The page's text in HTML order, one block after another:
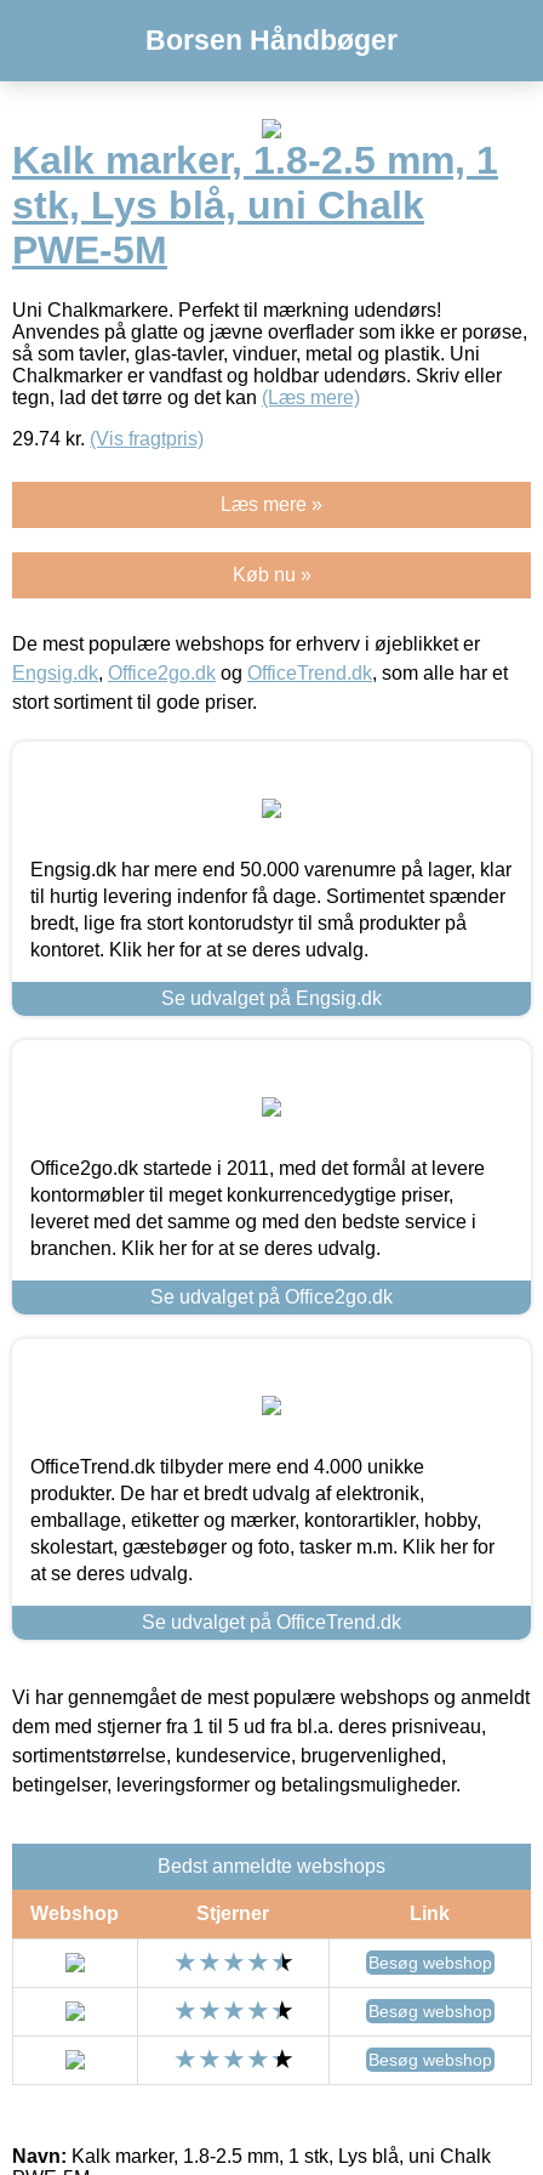
Borsen Håndbøger
Kalk marker, 1.8-2.5 mm, 1
stk, Lys blå, uni Chalk
PWE-5M
Uni Chalkmarkere. Perfekt til mærkning udendørs!
Anvendes på glatte og jævne overflader som ikke er porøse,
så som tavler, glas-tavler, vinduer, metal og plastik. Uni
Chalkmarker er vandfast og holdbar udendørs. Skriv eller
tegn, lad det tørre og det kan (Læs mere)
29.74 kr. (Vis fragtpris)
Læs mere »
Køb nu »
De mest populære webshops for erhverv i øjeblikket er
Engsig.dk, Office2go.dk og OfficeTrend.dk, som alle har et
stort sortiment til gode priser.
Engsig.dk har mere end 50.000 varenumre på lager, klar
til hurtig levering indenfor få dage. Sortimentet spænder
bredt, lige fra stort kontorudstyr til små produkter på
kontoret. Klik her for at se deres udvalg.
Se udvalget på Engsig.dk
Office2go.dk startede i 2011, med det formål at levere
kontormøbler til meget konkurrencedygtige priser,
leveret med det samme og med den bedste service i
branchen. Klik her for at se deres udvalg.
Se udvalget på Office2go.dk
OfficeTrend.dk tilbyder mere end 4.000 unikke
produkter. De har et bredt udvalg af elektronik,
emballage, etiketter og mærker, kontorartikler, hobby,
skolestart, gæstebøger og foto, tasker m.m. Klik her for
at se deres udvalg.
Se udvalget på OfficeTrend.dk
Vi har gennemgået de mest populære webshops og anmeldt
dem med stjerner fra 1 til 5 ud fra bl.a. deres prisniveau,
sortimentstørrelse, kundeservice, brugervenlighed,
betingelser, leveringsformer og betalingsmuligheder.
Bedst anmeldte webshops
Webshop Stjerner Link
Besøg webshop
Besøg webshop
Besøg webshop
Navn: Kalk marker, 1.8-2.5 mm, 1 stk, Lys blå, uni Chalk